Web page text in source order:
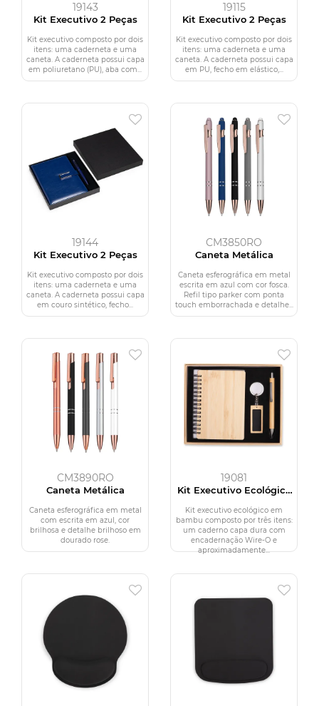
19143
Kit Executivo 2 Peças
Kit executivo composto por dois
itens: uma caderneta e uma
caneta. A caderneta possui capa
em poliuretano (PU), aba com...
19115
Kit Executivo 2 Peças
Kit executivo composto por dois
itens: uma caderneta e uma
caneta. A caderneta possui capa
em PU, fecho em elástico,...
19144
Kit Executivo 2 Peças
Kit executivo composto por dois
itens: uma caderneta e uma
caneta. A caderneta possui capa
em couro sintético, fecho...
CM3850RO
Caneta Metálica
Caneta esferográfica em metal
escrita em azul com cor fosca.
Refil tipo parker com ponta
touch emborrachada e detalhe...
CM3890RO
Caneta Metálica
Caneta esferográfica em metal
com escrita em azul, cor
brilhosa e detalhe brilhoso em
dourado rose.
19081
Kit Executivo Ecológico
Kit executivo ecológico em
bambu composto por três itens:
um caderno capa dura com
encadernação Wire-O e
aproximadamente...